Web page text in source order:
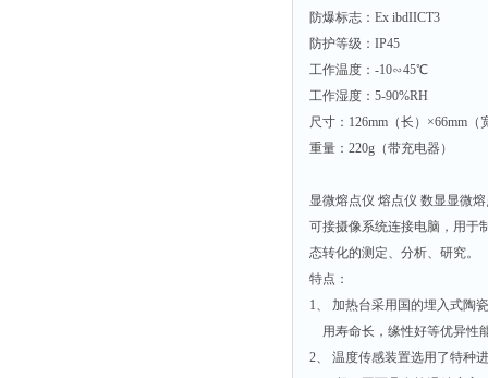
防爆标志：Ex ibdIICT3
防护等级：IP45
工作温度：-10∽45℃
工作湿度：5-90%RH
尺寸：126mm（长）×66mm（
重量：220g（带充电器）
显微熔点仪 熔点仪 数显显微
可接摄像系统连接电脑，用于
态转化的测定、分析、研究。
特点：
1、 加热台采用国的埋入式陶
用寿命长，缘性好等优异性
2、 温度传感装置选用了特种